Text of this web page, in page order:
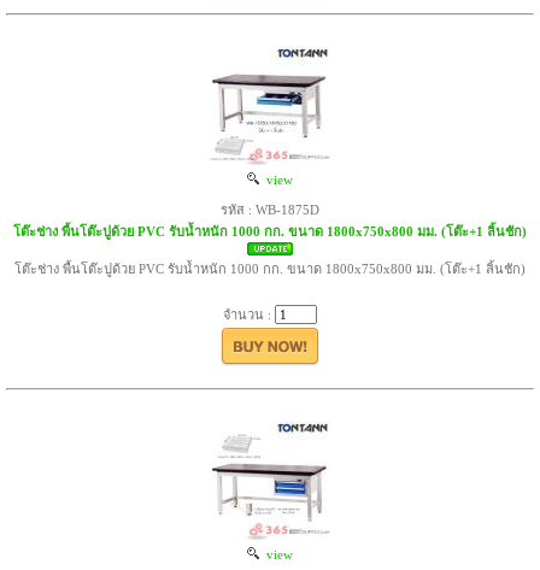
view
รหัส : WB-1875D
โต๊ะช่าง พื้นโต๊ะปูด้วย PVC รับน้ำหนัก 1000 กก. ขนาด 1800x750x800 มม. (โต๊ะ+1 ลิ้นชัก)
โต๊ะช่าง พื้นโต๊ะปูด้วย PVC รับน้ำหนัก 1000 กก. ขนาด 1800x750x800 มม. (โต๊ะ+1 ลิ้นชัก)
จำนวน :
view